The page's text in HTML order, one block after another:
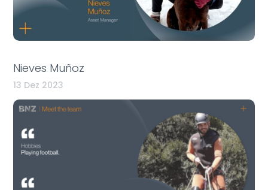
Nieves Muñoz
13 Dez 2023